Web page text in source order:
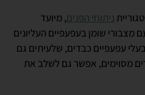
ניתוחי הפנים, מיועד
מצבורי שומן בעפעפיים העליונים
עפעפיים כבדים, שלעיתים גם
מסוימים, אפשר גם לשלב את